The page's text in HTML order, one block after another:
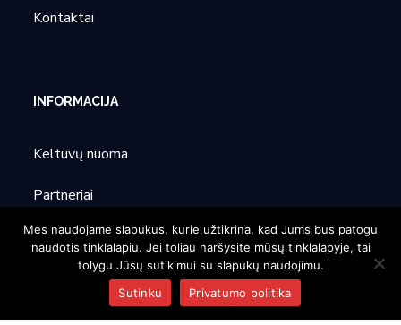
Kontaktai
INFORMACIJA
Keltuvų nuoma
Partneriai
Parodos
Mes naudojame slapukus, kurie užtikrina, kad Jums bus patogu
naudotis tinklalapiu. Jei toliau naršysite mūsų tinklalapyje, tai
tolygu Jūsų sutikimui su slapukų naudojimu.
Sutinku
Privatumo politika